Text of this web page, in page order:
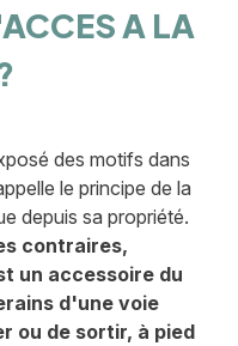
A LA
des motifs dans
le principe de la
depuis sa propriété.
contraires,
un accessoire du
d'une voie
ou de sortir, à pied